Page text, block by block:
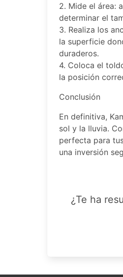
2. Mide el área:
determinar el
3. Realiza los
la superficie
duraderos.
4. Coloca el
la posición
Conclusión
En definitiva,
sol y la lluvia.
perfecta para
una inversión
¿Te ha